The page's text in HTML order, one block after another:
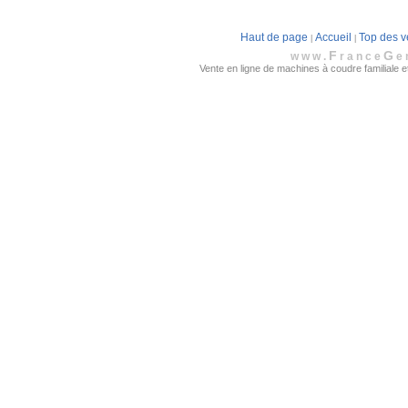
Haut de page Accueil
Top des
www. F rance G
Vente en ligne de machines à coudre familiale